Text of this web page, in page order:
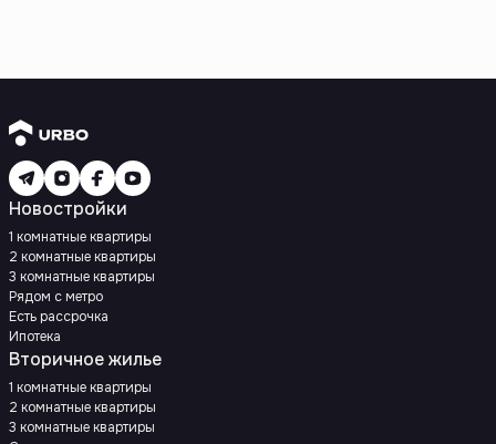
Новостройки
1 комнатные квартиры
2 комнатные квартиры
3 комнатные квартиры
Рядом с метро
Есть рассрочка
Ипотека
Вторичное жилье
1 комнатные квартиры
2 комнатные квартиры
3 комнатные квартиры